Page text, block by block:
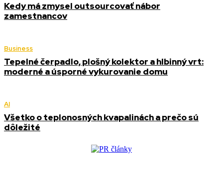
Kedy má zmysel outsourcovať nábor
zamestnancov
Business
Tepelné čerpadlo, plošný kolektor a hlbinný vrt:
moderné a úsporné vykurovanie domu
AI
Všetko o teplonosných kvapalinách a prečo sú
dôležité